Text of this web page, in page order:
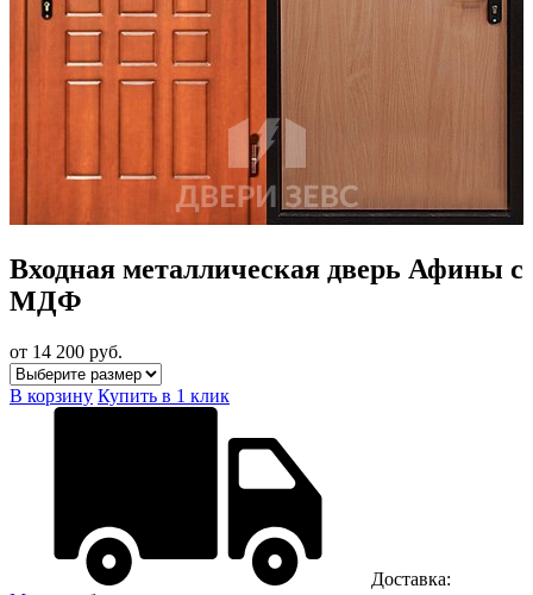
Входная металлическая дверь Афины с
МДФ
от 14 200 руб.
В корзину Купить в 1 клик
Доставка: